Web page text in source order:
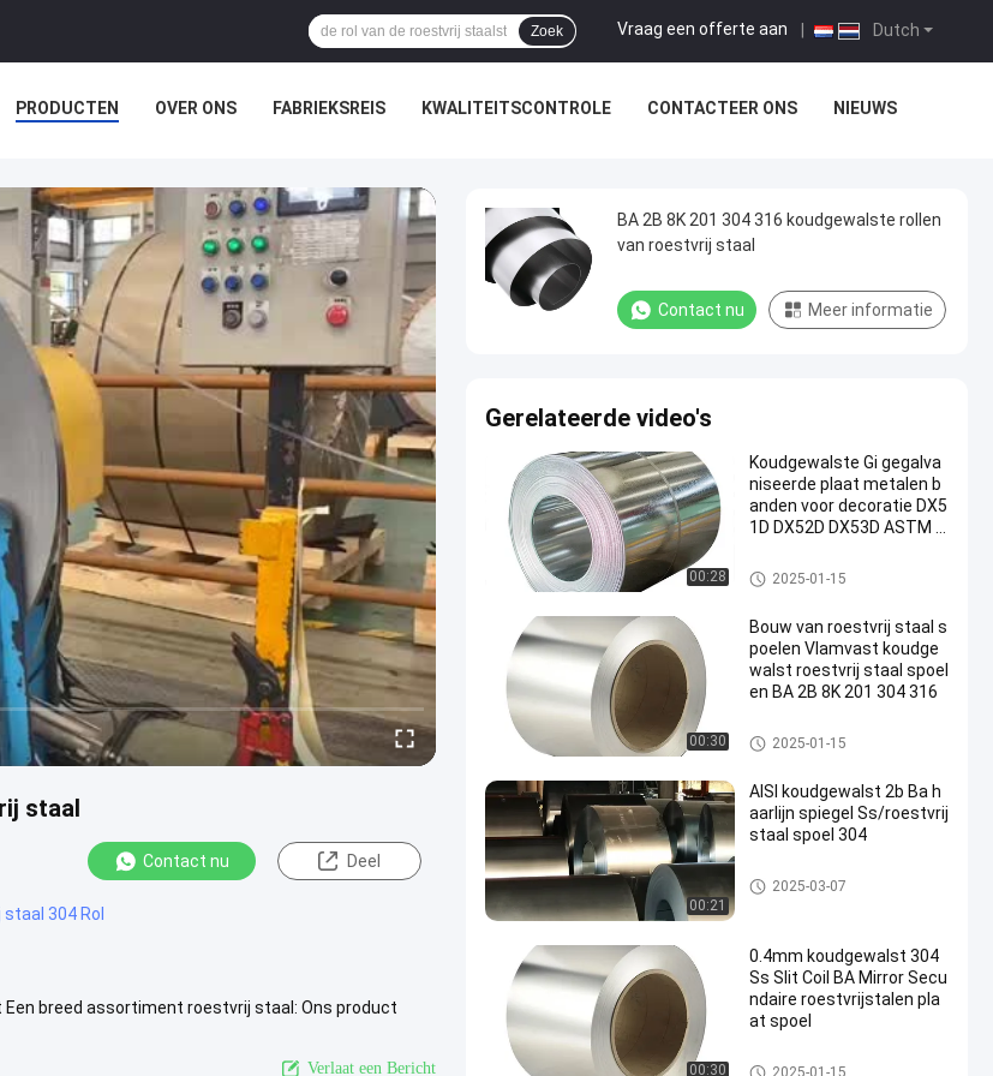
Dutch
Vraag een offerte aan
Zoek
PRODUCTEN OVER ONS FABRIEKSREIS KWALITEITSCONTROLE CONTACTEER ONS NIEUWS
staal
Contact nu Deel
304 Rol
Een breed assortiment roestvrij staal: Ons product
Verlaat een Bericht
BA 2B 8K 201 304 316 koudgewalste rollen
van roestvrij staal
Contact nu Meer informatie
Gerelateerde video's
00:28
Koudgewalste Gi gegalva
niseerde plaat metalen b
anden voor decoratie DX5
1D DX52D DX53D ASTM S
geallieerde spoelen
2025-01-15
00:30
Bouw van roestvrij staal s
poelen Vlamvast koudge
walst roestvrij staal spoel
en BA 2B 8K 201 304 316
Koelen van roestvrij staal
2025-01-15
00:21
AISI koudgewalst 2b Ba h
aarlijn spiegel Ss/roestvrij
staal spoel 304
Koelen van roestvrij staal
2025-03-07
00:30
0.4mm koudgewalst 304
Ss Slit Coil BA Mirror Secu
ndaire roestvrijstalen pla
at spoel
Koelen van roestvrij staal
2025-01-15